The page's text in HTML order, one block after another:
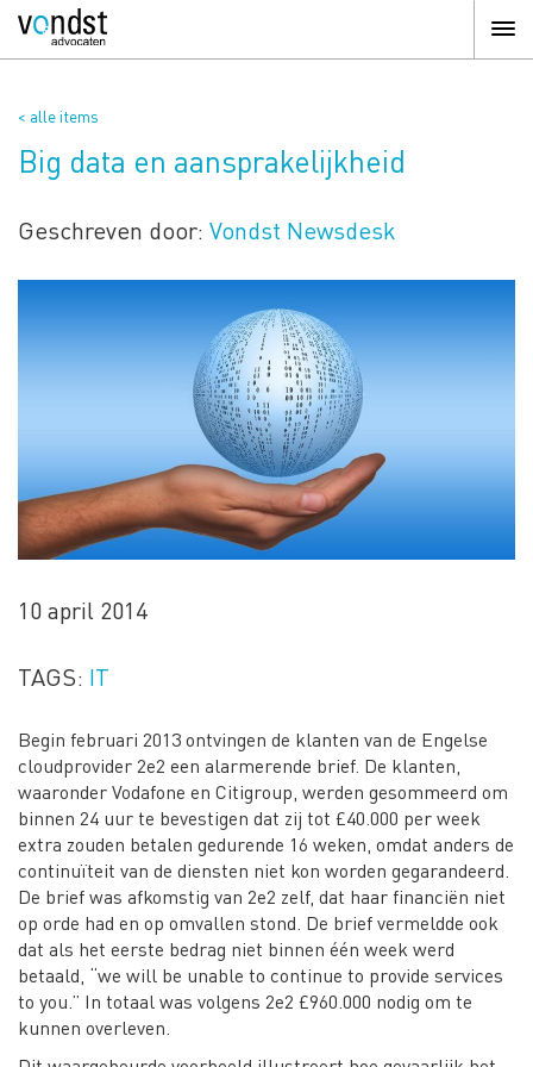
< alle items
Big data en aansprakelijkheid
Geschreven door: Vondst Newsdesk
10 april 2014
TAGS: IT
Begin februari 2013 ontvingen de klanten van de Engelse
cloudprovider 2e2 een alarmerende brief. De klanten,
waaronder Vodafone en Citigroup, werden gesommeerd om
binnen 24 uur te bevestigen dat zij tot £40.000 per week
extra zouden betalen gedurende 16 weken, omdat anders de
continuïteit van de diensten niet kon worden gegarandeerd.
De brief was afkomstig van 2e2 zelf, dat haar financiën niet
op orde had en op omvallen stond. De brief vermeldde ook
dat als het eerste bedrag niet binnen één week werd
betaald, “we will be unable to continue to provide services
to you.” In totaal was volgens 2e2 £960.000 nodig om te
kunnen overleven.